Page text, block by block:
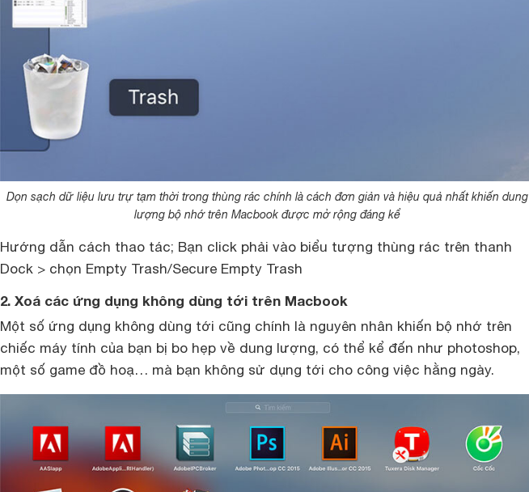
Dọn sạch dữ liệu lưu trự tạm thời trong thùng rác chính là cách đơn giản và hiệu quả nhất khiến dung
lượng bộ nhớ trên Macbook được mở rộng đáng kể
Hướng dẫn cách thao tác; Bạn click phải vào biểu tượng thùng rác trên thanh
Dock > chọn Empty Trash/Secure Empty Trash
2. Xoá các ứng dụng không dùng tới trên Macbook
Một số ứng dụng không dùng tới cũng chính là nguyên nhân khiến bộ nhớ trên
chiếc máy tính của bạn bị bo hẹp về dung lượng, có thể kể đến như photoshop,
một số game đồ hoạ… mà bạn không sử dụng tới cho công việc hằng ngày.